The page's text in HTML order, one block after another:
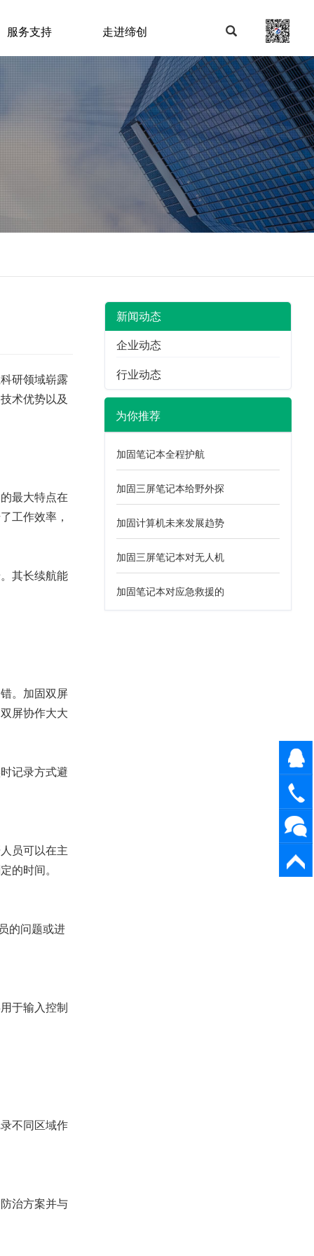
服务支持 走进缔创
研领域崭露
术优势以及
最大特点在
工作效率，
其长续航能
。加固双屏
屏协作大大
记录方式避
员可以在主
的时间。
的问题或进
于输入控制
不同区域作
治方案并与
新闻动态
企业动态
行业动态
为你推荐
加固笔记本全程护航
加固三屏笔记本给野外探
加固计算机未来发展趋势
加固三屏笔记本对无人机
加固笔记本对应急救援的
在线咨
询
返回顶